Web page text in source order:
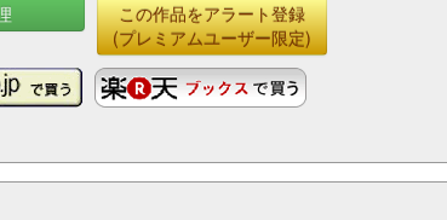
この作品をアラート登録
(プレミアムユーザー限定)